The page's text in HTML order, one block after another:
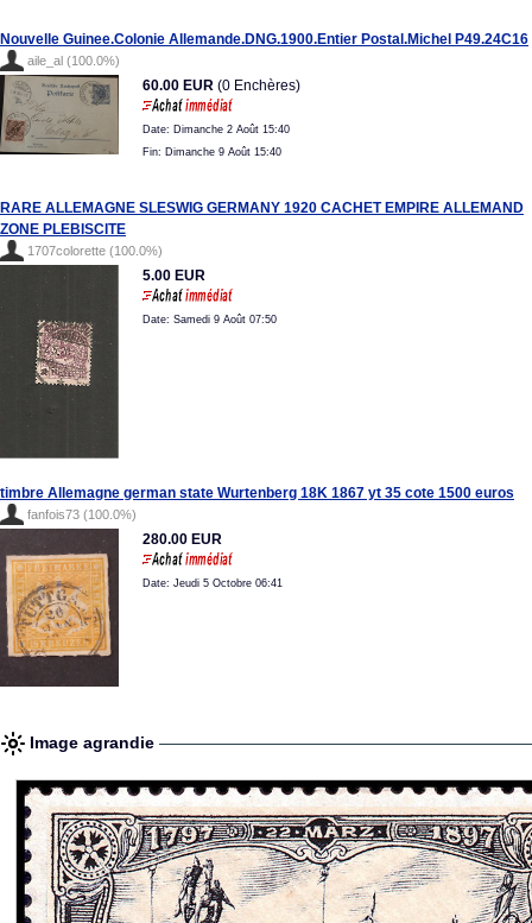
Nouvelle Guinee.Colonie Allemande.DNG.1900.Entier Postal.Michel P49.24C16
aile_al (100.0%)
60.00 EUR (0 Enchères)
Date: Dimanche 2 Août 15:40
Fin: Dimanche 9 Août 15:40
RARE ALLEMAGNE SLESWIG GERMANY 1920 CACHET EMPIRE ALLEMAND
ZONE PLEBISCITE
1707colorette (100.0%)
5.00 EUR
Date: Samedi 9 Août 07:50
timbre Allemagne german state Wurtenberg 18K 1867 yt 35 cote 1500 euros
fanfois73 (100.0%)
280.00 EUR
Date: Jeudi 5 Octobre 06:41
Image agrandie